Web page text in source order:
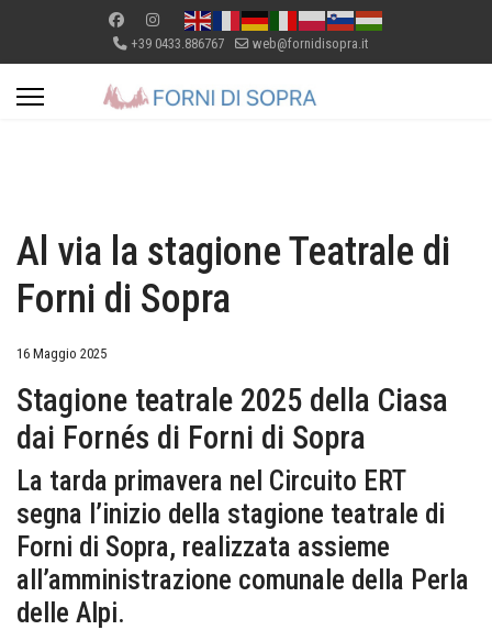
+39 0433.886767 web@fornidisopra.it
Al via la stagione Teatrale di
Forni di Sopra
16 Maggio 2025
Stagione teatrale 2025 della Ciasa
dai Fornés di Forni di Sopra
La tarda primavera nel Circuito ERT
segna l’inizio della stagione teatrale di
Forni di Sopra, realizzata assieme
all’amministrazione comunale della Perla
delle Alpi.